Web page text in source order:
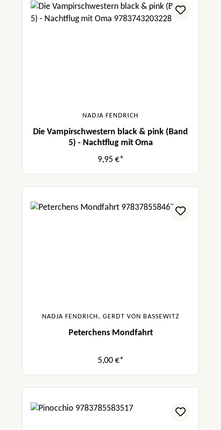
NADJA FENDRICH
Die Vampirschwestern black & pink (Band
5) - Nachtflug mit Oma
9,95 €*
NADJA FENDRICH, GERDT VON BASSEWITZ
Peterchens Mondfahrt
5,00 €*